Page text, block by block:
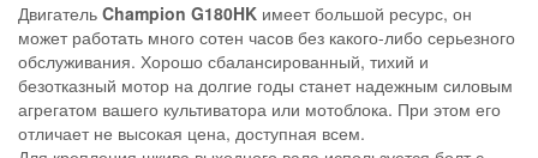
Двигатель Champion G180HK имеет большой ресурс, он
может работать много сотен часов без какого-либо серьезного
обслуживания. Хорошо сбалансированный, тихий и
безотказный мотор на долгие годы станет надежным силовым
агрегатом вашего культиватора или мотоблока. При этом его
отличает не высокая цена, доступная всем.